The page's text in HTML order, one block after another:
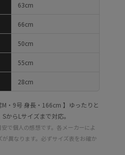
63cm
66cm
50cm
55cm
28cm
M・9号 身長・166cm 】ゆったりと
からLサイズまで対応。
で個人の感想です。各メーカーによ
が異なります。必ずサイズ表をお確か